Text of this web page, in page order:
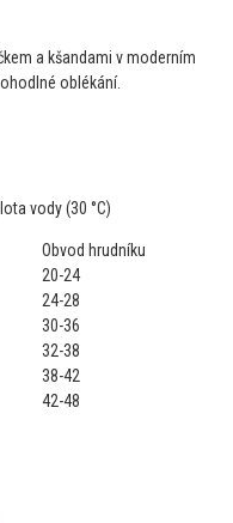
a kšandami v moderním
oblékání.
vody (30 °C)
Obvod hrudníku
20-24
24-28
30-36
32-38
38-42
42-48